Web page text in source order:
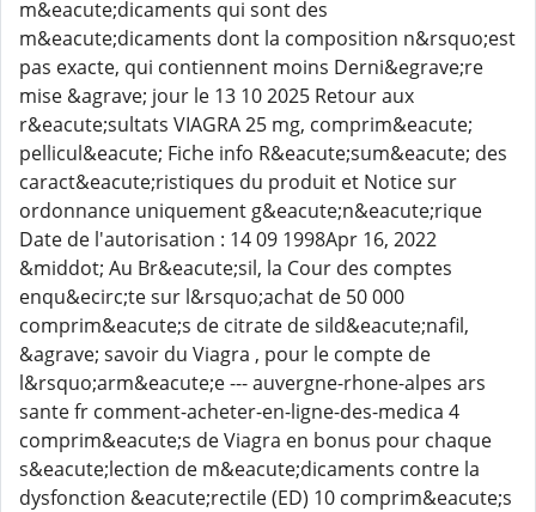
m&eacute;dicaments qui sont des
m&eacute;dicaments dont la composition n&rsquo;est
pas exacte, qui contiennent moins Derni&egrave;re
mise &agrave; jour le 13 10 2025 Retour aux
r&eacute;sultats VIAGRA 25 mg, comprim&eacute;
pellicul&eacute; Fiche info R&eacute;sum&eacute; des
caract&eacute;ristiques du produit et Notice sur
ordonnance uniquement g&eacute;n&eacute;rique
Date de l'autorisation : 14 09 1998Apr 16, 2022
&middot; Au Br&eacute;sil, la Cour des comptes
enqu&ecirc;te sur l&rsquo;achat de 50 000
comprim&eacute;s de citrate de sild&eacute;nafil,
&agrave; savoir du Viagra , pour le compte de
l&rsquo;arm&eacute;e --- auvergne-rhone-alpes ars
sante fr comment-acheter-en-ligne-des-medica 4
comprim&eacute;s de Viagra en bonus pour chaque
s&eacute;lection de m&eacute;dicaments contre la
dysfonction &eacute;rectile (ED) 10 comprim&eacute;s